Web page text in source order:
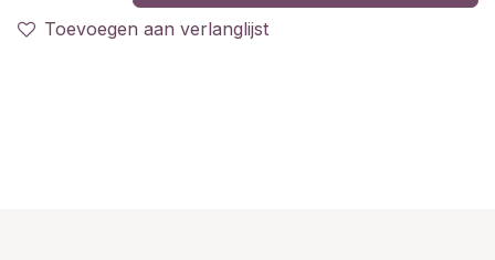
Toevoegen aan verlanglijst